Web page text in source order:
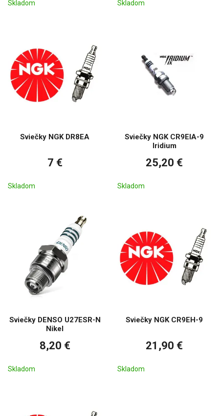
Skladom Skladom
Sviečky NGK DR8EA
7 €
Skladom
Sviečky NGK CR9EIA-9
Iridium
25,20 €
Skladom
Sviečky DENSO U27ESR-N
Nikel
8,20 €
Skladom
Sviečky NGK CR9EH-9
21,90 €
Skladom